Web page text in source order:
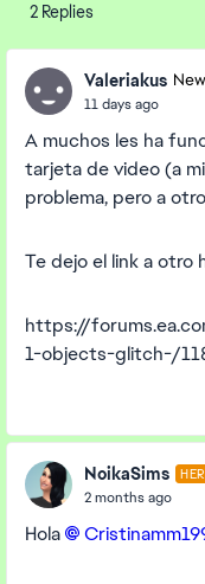
2 Replies
Valeriakus
11 days ago
A muchos les ha
tarjeta de video (a
problema, pero a
Te dejo el link a otro
https://
1-objects-glitch-/
NoikaSims
2 months ago
Hola